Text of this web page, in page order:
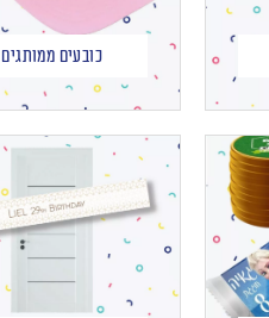
כובעים ממותגים